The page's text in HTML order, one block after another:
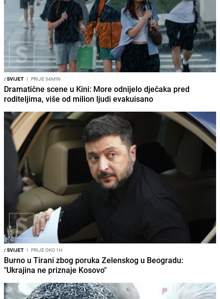
/SVIJET I PRIJE 34MIN
Dramatične scene u Kini: More odnijelo dječaka pred
roditeljima, više od milion ljudi evakuisano
/SVIJET I PRIJE OKO 1H
Burno u Tirani zbog poruka Zelenskog u Beogradu:
"Ukrajina ne priznaje Kosovo"